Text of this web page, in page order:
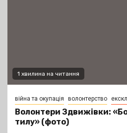
1 хвилина на читання
війна та окупація волонтерство
Волонтери Здвижівки:
тилу» (фото)